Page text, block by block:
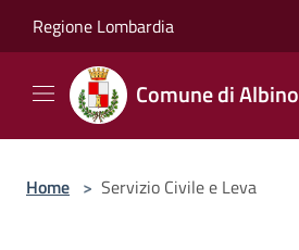
Regione Lombardia
Comune di Albino
Home > Servizio Civile e Leva